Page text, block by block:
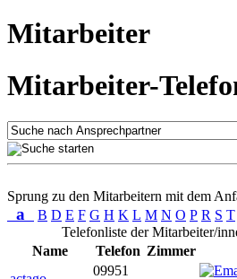
Mitarbeiter
Mitarbeiter-
Sprung zu den Mitarbeitern mit dem
a B D E F G H K L M N O P R S T
Telefonliste der Mitarbeiter/
Name
Telefon Zimmer
09951